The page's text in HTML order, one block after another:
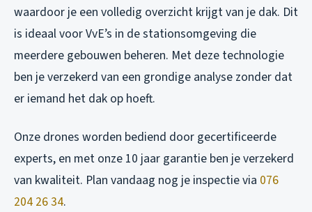
waardoor je een volledig overzicht krijgt van je dak. Dit
is ideaal voor VvE’s in de stationsomgeving die
meerdere gebouwen beheren. Met deze technologie
ben je verzekerd van een grondige analyse zonder dat
er iemand het dak op hoeft.
Onze drones worden bediend door gecertificeerde
experts, en met onze 10 jaar garantie ben je verzekerd
van kwaliteit. Plan vandaag nog je inspectie via 076
204 26 34.